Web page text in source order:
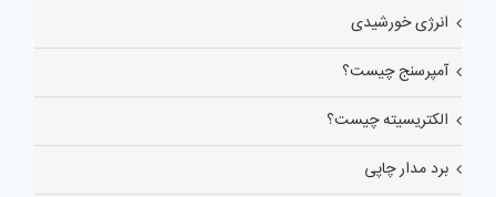
انرژی خورشیدی
آمپرسنج چیست؟
الکتریسیته چیست؟
برد مدار چاپی